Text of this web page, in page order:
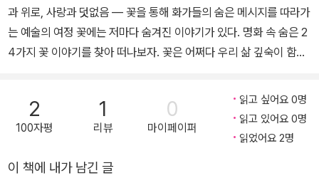
과 위로, 사랑과 덧없음 — 꽃을 통해 화가들의 숨은 메시지를 따라가
는 예술의 여정 꽃에는 저마다 숨겨진 이야기가 있다. 명화 속 숨은 2
4가지 꽃 이야기를 찾아 떠나보자. 꽃은 어쩌다 우리 삶 깊숙이 함께
넘어, 감정과 기억을 담아내는 언어가 되어왔습니다. 화가들은 꽃을
통해 말하지 못한 감정과 시대의 정서를 전했습니다. 그림 속 꽃은 단
상징입니다. 삶과 죽음, 사랑과 욕망, 이상과 현실— 한 송이 꽃에 담
2
100자평
1
리뷰
0
마이페이퍼
읽고 싶어요 0명
읽고 있어요 0명
읽었어요 2명
이 책에 내가 남긴 글